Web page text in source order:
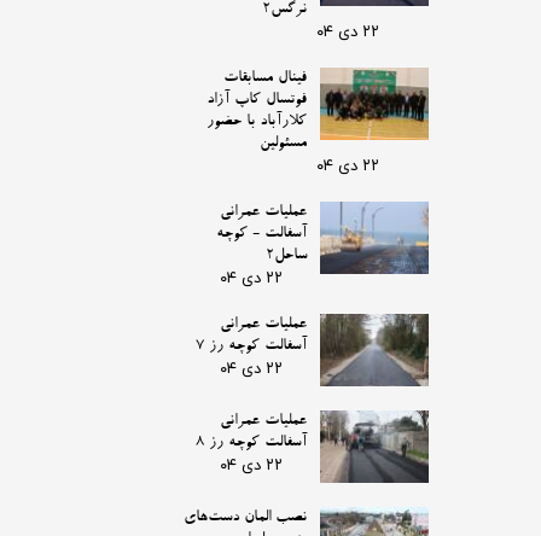
نرگس2
۲۲ دی ۰۴
فینال مسابقات
فوتسال کاپ آزاد
کلارآباد با حضور
مسئولین
۲۲ دی ۰۴
عملیات عمرانی
آسفالت - کوچه
ساحل2
۲۲ دی ۰۴
عملیات عمرانی
آسفالت کوچه رز 7
۲۲ دی ۰۴
عملیات عمرانی
آسفالت کوچه رز 8
۲۲ دی ۰۴
نصب المان دست‌های